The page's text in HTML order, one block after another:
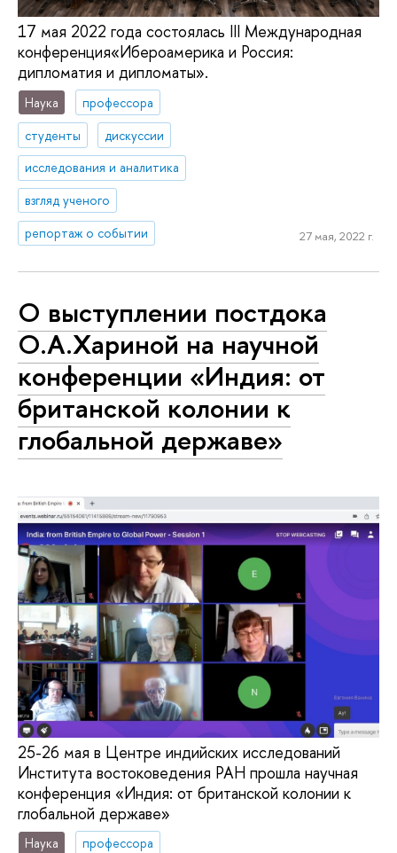
17 мая 2022 года состоялась III Международная
конференция«Ибероамерика и Россия:
дипломатия и дипломаты».
Наука
профессора
студенты
дискуссии
исследования и аналитика
взгляд ученого
репортаж о событии
27 мая, 2022 г.
О выступлении постдока
О.А.Хариной на научной
конференции «Индия: от
британской колонии к
глобальной державе»
25-26 мая в Центре индийских исследований
Института востоковедения РАН прошла научная
конференция «Индия: от британской колонии к
глобальной державе»
Наука
профессора